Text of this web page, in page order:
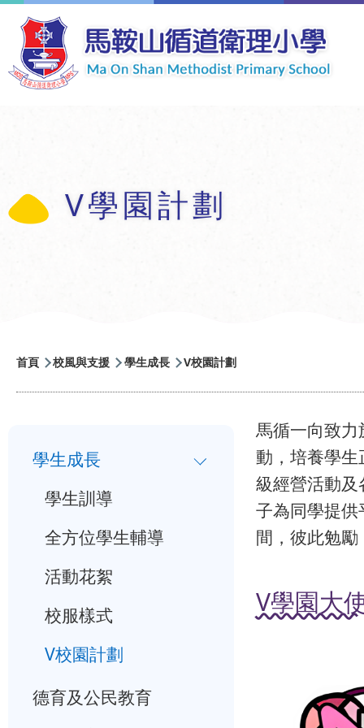
移至主內容
V學園計劃
導
航
結
首頁 校風與支援 學生成長 V校園計劃
馬循一向致
動，培養學
級經營活動
子為同學提
間，彼此勉
V學園大
一學生成長
學生訓導
全方位學生輔導
活動花絮
校服樣式
V校園計劃
德育及公民教育